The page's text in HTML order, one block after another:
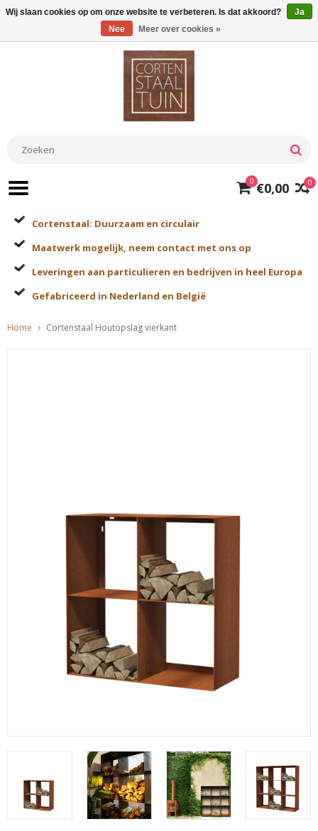
0
0 €0,00
Cortenstaal: Duurzaam en circulair
Maatwerk mogelijk, neem contact met ons op
Leveringen aan particulieren en bedrijven in heel Europa
Gefabriceerd in Nederland en België
Home Cortenstaal Houtopslag vierkant
Wij slaan cookies op om onze website te verbeteren. Is dat akkoord?
Ja
Nee
Meer over cookies »